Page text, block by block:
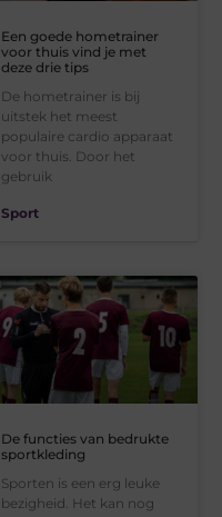
Een goede hometrainer
voor thuis vind je met
deze drie tips
De hometrainer is bij
uitstek het meest
populaire cardio apparaat
voor thuis. Door het
gebruik
Sport
De functies van bedrukte
sportkleding
Sporten is een erg leuke
bezigheid. Het kan nog